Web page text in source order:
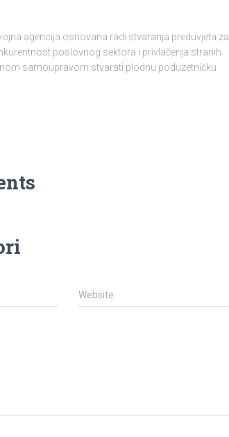
agencija osnovana radi stvaranja preduvjeta za
poslovnog sektora i privlačenja stranih
samoupravom stvarati plodnu poduzetničku
Website